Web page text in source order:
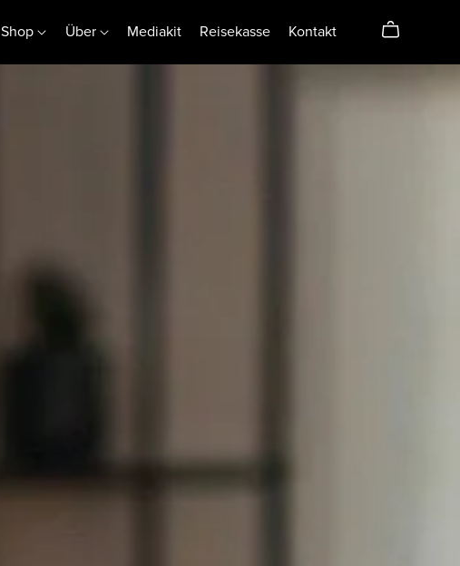
Shop Über Mediakit Reisekasse Kontakt